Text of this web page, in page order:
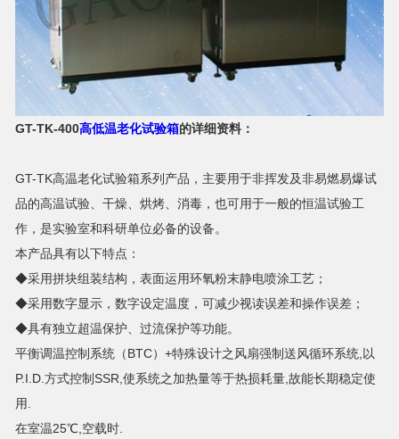
GT-TK-400高低温老化试验箱的详细资料：
GT-TK高温老化试验箱系列产品，主要用于非挥发及非易燃易爆试
品的高温试验、干燥、烘烤、消毒，也可用于一般的恒温试验工
作，是实验室和科研单位必备的设备。
本产品具有以下特点：
◆采用拼块组装结构，表面运用环氧粉末静电喷涂工艺；
◆采用数字显示，数字设定温度，可减少视读误差和操作误差；
◆具有独立超温保护、过流保护等功能。
平衡调温控制系统（BTC）+特殊设计之风扇强制送风循环系统,以
P.I.D.方式控制SSR,使系统之加热量等于热损耗量,故能长期稳定使
用.
在室温25℃,空载时.